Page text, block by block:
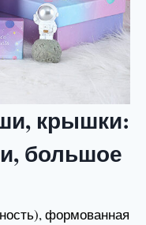
крышки:
большое
формованная